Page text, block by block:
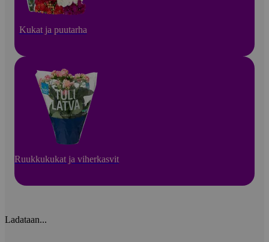
Kukat ja puutarha
Ruukkukukat ja viherkasvit
Ladataan...